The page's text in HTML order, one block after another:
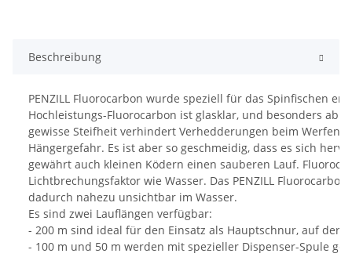
Beschreibung
PENZILL Fluorocarbon wurde speziell für das Spinfischen
Hochleistungs-Fluorocarbon ist glasklar, und besonders
gewisse Steifheit verhindert Verhedderungen beim Werfen
Hängergefahr. Es ist aber so geschmeidig, dass es sich
gewährt auch kleinen Ködern einen sauberen Lauf.
Lichtbrechungsfaktor wie Wasser. Das PENZILL
dadurch nahezu unsichtbar im Wasser.
Es sind zwei Lauflängen verfügbar:
- 200 m sind ideal für den Einsatz als Hauptschnur, auf der
- 100 m und 50 m werden mit spezieller Dispenser-Spule